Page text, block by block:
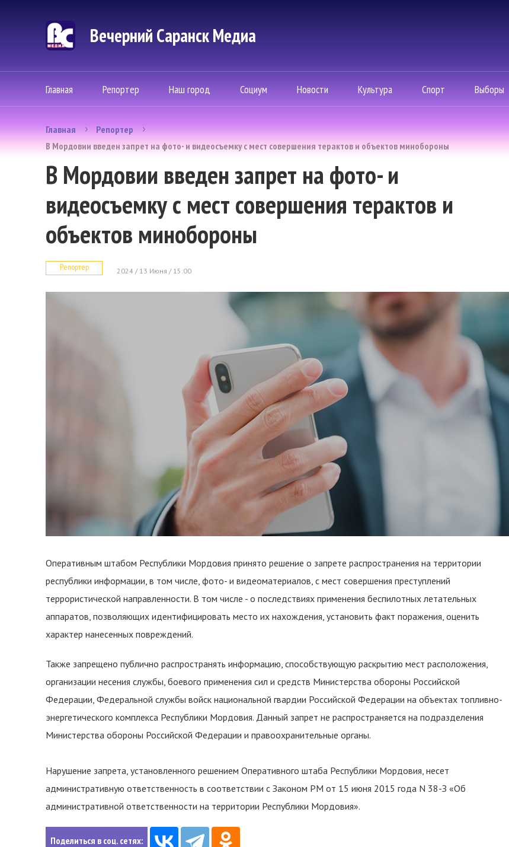
Вечерний Саранск Mедиа
Главная Репортер Наш город Социум Новости Культура Спорт Выборы
Главная
Репортер
В Мордовии введен запрет на фото- и видеосъемку с мест совершения терактов и объектов минобороны
В Мордовии введен запрет на фото- и
видеосъемку с мест совершения терактов и
объектов минобороны
Репортер 2024 / 13 Июня / 15:00
Оперативным штабом Республики Мордовия принято решение о запрете распространения на территории
республики информации, в том числе, фото- и видеоматериалов, с мест совершения преступлений
террористической направленности. В том числе - о последствиях применения беспилотных летательных
аппаратов, позволяющих идентифицировать место их нахождения, установить факт поражения, оценить
характер нанесенных повреждений.
Также запрещено публично распространять информацию, способствующую раскрытию мест расположения,
организации несения службы, боевого применения сил и средств Министерства обороны Российской
Федерации, Федеральной службы войск национальной гвардии Российской Федерации на объектах топливно-
энергетического комплекса Республики Мордовия. Данный запрет не распространяется на подразделения
Министерства обороны Российской Федерации и правоохранительные органы.
Нарушение запрета, установленного решением Оперативного штаба Республики Мордовия, несет
административную ответственность в соответствии с Законом РМ от 15 июня 2015 года N 38-З «Об
административной ответственности на территории Республики Мордовия».
Поделиться в соц. сетях: